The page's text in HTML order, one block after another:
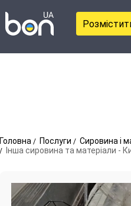
Головна Послуги Сировина і
Інша сировина та матеріали -